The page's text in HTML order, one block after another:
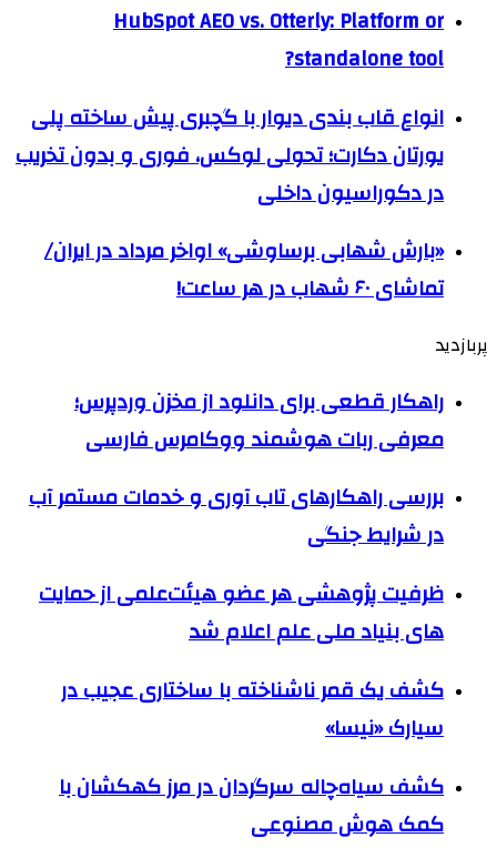
HubSpot AEO vs. Otterly: Platform or
standalone tool?
انواع قاب بندی دیوار با گچبری پیش ساخته پلی
یورتان دکارت؛ تحولی لوکس، فوری و بدون تخریب
در دکوراسیون داخلی
«بارش شهابی برساوشی» اواخر مرداد در ایران/
تماشای ۶۰ شهاب در هر ساعت!
پربازدید
راهکار قطعی برای دانلود از مخزن وردپرس؛
معرفی ربات هوشمند ووکامرس فارسی
بررسی راهکارهای تاب آوری و خدمات مستمر آب
در شرایط جنگی
ظرفیت پژوهشی هر عضو هیئت‌علمی از حمایت
های بنیاد ملی علم اعلام شد
کشف یک قمر ناشناخته با ساختاری عجیب در
سیارک «نیسا»
کشف سیاه‌چاله سرگردان در مرز کهکشان با
کمک هوش مصنوعی